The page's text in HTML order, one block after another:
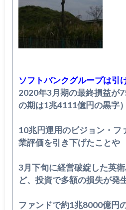
ソフトバンクグループは引
2020年3月期の最終損益が
の期は1兆4111億円の黒字
10兆円運用のビジョン・フ
業評価を引き下げたことや
3月下旬に経営破綻した英
ど、投資で多額の損失が発生
ファンドで約1兆8000億円